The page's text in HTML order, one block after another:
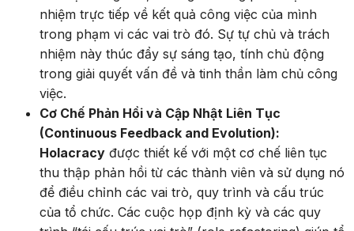
nhiệm trực tiếp về kết quả công việc của mình
trong phạm vi các vai trò đó. Sự tự chủ và trách
nhiệm này thúc đẩy sự sáng tạo, tính chủ động
trong giải quyết vấn đề và tinh thần làm chủ công
việc.
Cơ Chế Phản Hồi và Cập Nhật Liên Tục
(Continuous Feedback and Evolution):
Holacracy được thiết kế với một cơ chế liên tục
thu thập phản hồi từ các thành viên và sử dụng nó
để điều chỉnh các vai trò, quy trình và cấu trúc
của tổ chức. Các cuộc họp định kỳ và các quy